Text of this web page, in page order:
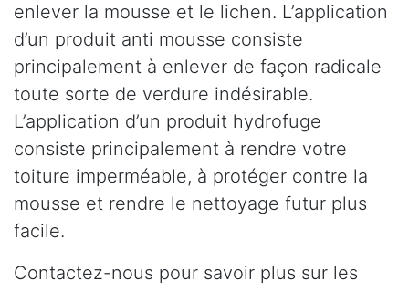
enlever la mousse et le lichen. L’application
d’un produit anti mousse consiste
principalement à enlever de façon radicale
toute sorte de verdure indésirable.
L’application d’un produit hydrofuge
consiste principalement à rendre votre
toiture imperméable, à protéger contre la
mousse et rendre le nettoyage futur plus
facile.
Contactez-nous pour savoir plus sur les